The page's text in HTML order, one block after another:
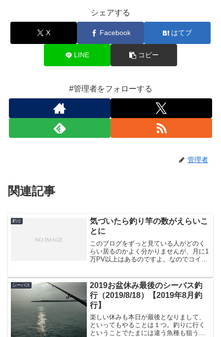
シェアする
X Facebook はてブ
LINE コピー
#管理者をフォローする
管理者
関連記事
釣り
気づいたら釣り竿の数がえらいこ
とに
このブログをずっと見ている人がどのく
らい居るのかよく分かりませんが、月に1
万PV以上はあるのですよ。なのでコイツ
い、と言われてもしょうがないくらい買
ってたりします。ちょっ...
シーバス
2019お盆休み最後のシーバス釣
行（2019/8/18）【2019年8月釣
行】
楽しい休みも本日が最後となりまして、
といってもやることは１つ。釣りに行く
ということでたまには違う魚種も狙うか